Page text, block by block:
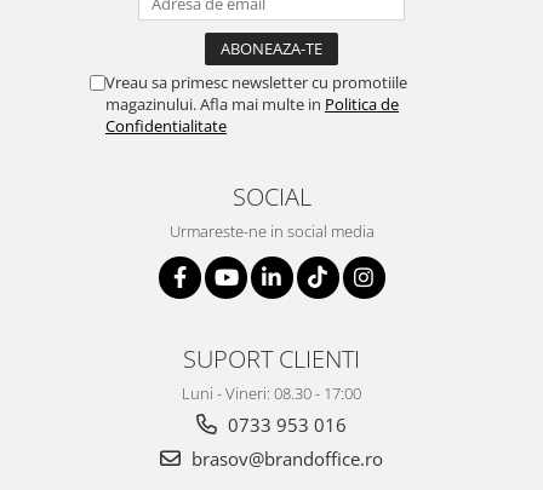
Periferice PC si accesorii
Boxe portabile
Accesorii mobilier
Calculatoare de birou
Distrugatoare documente
Cosuri de gunoi pentru birou
Scaune, birouri si produse
Vreau sa primesc newsletter cu promotiile
magazinului. Afla mai multe in Politica de
Confidentialitate
SOCIAL
Urmareste-ne in social media
SUPORT CLIENTI
Luni - Vineri: 08.30 - 17:00
0733 953 016
brasov@brandoffice.ro